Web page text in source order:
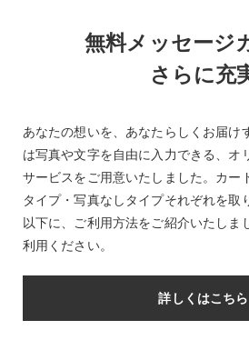
無料メッセージ
さらに充
あなたの想いを、あなたらしくお届け
は写真や文字を自由に入力できる、オ
サービスをご用意いたしました。カー
タイプ・写真なしタイプそれぞれを取
以下に、ご利用方法をご紹介いたしま
利用ください。
詳しくはこちら